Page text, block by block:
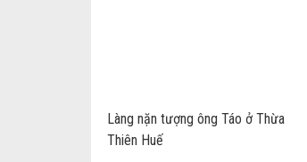
Làng nặn tượng ông Táo ở Thừa
Thiên Huế